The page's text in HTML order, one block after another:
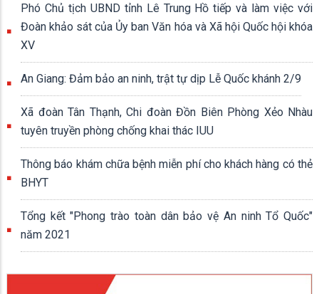
Phó Chủ tịch UBND tỉnh Lê Trung Hồ tiếp và làm việc với
Đoàn khảo sát của Ủy ban Văn hóa và Xã hội Quốc hội khóa
XV
An Giang: Đảm bảo an ninh, trật tự dịp Lễ Quốc khánh 2/9
Xã đoàn Tân Thạnh, Chi đoàn Đồn Biên Phòng Xẻo Nhàu
tuyên truyền phòng chống khai thác IUU
Thông báo khám chữa bệnh miễn phí cho khách hàng có thẻ
BHYT
Tổng kết "Phong trào toàn dân bảo vệ An ninh Tổ Quốc"
năm 2021